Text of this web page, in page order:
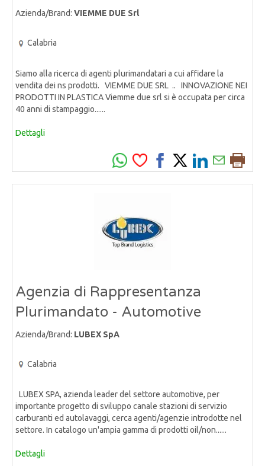
Azienda/Brand: VIEMME DUE Srl
Calabria
Siamo alla ricerca di agenti plurimandatari a cui affidare la
vendita dei ns prodotti. VIEMME DUE SRL .. INNOVAZIONE NEI
PRODOTTI IN PLASTICA Viemme due srl si è occupata per circa
40 anni di stampaggio......
Dettagli
Agenzia di Rappresentanza
Plurimandato - Automotive
Azienda/Brand: LUBEX SpA
Calabria
LUBEX SPA, azienda leader del settore automotive, per
importante progetto di sviluppo canale stazioni di servizio
carburanti ed autolavaggi, cerca agenti/agenzie introdotte nel
settore. In catalogo un'ampia gamma di prodotti oil/non......
Dettagli